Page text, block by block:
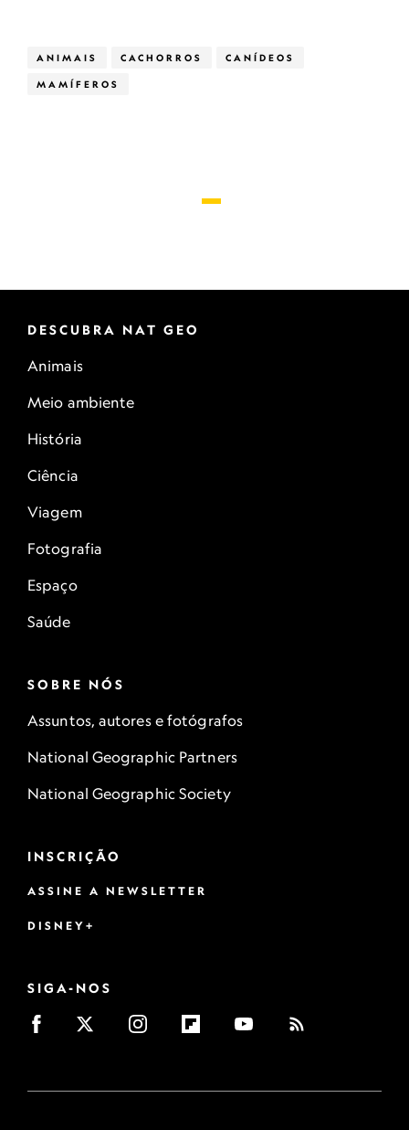
ANIMAIS CACHORROS CANÍDEOS
MAMÍFEROS
DESCUBRA NAT GEO
Animais
Meio ambiente
História
Ciência
Viagem
Fotografia
Espaço
Saúde
SOBRE NÓS
Assuntos, autores e fotógrafos
National Geographic Partners
National Geographic Society
INSCRIÇÃO
ASSINE A NEWSLETTER
DISNEY+
SIGA-NOS